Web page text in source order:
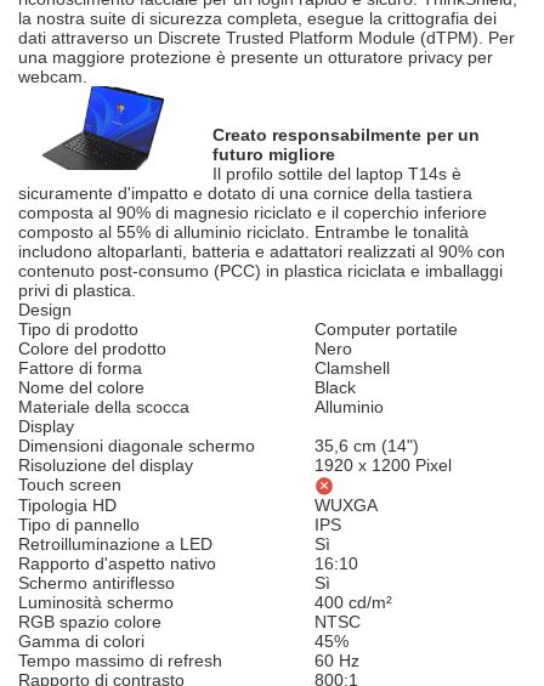
la nostra suite di sicurezza completa, esegue la crittografia dei
dati attraverso un Discrete Trusted Platform Module (dTPM). Per
una maggiore protezione è presente un otturatore privacy per
webcam.
Creato responsabilmente per un
futuro migliore
Il profilo sottile del laptop T14s è
sicuramente d'impatto e dotato di una cornice della tastiera
composta al 90% di magnesio riciclato e il coperchio inferiore
composto al 55% di alluminio riciclato. Entrambe le tonalità
includono altoparlanti, batteria e adattatori realizzati al 90% con
contenuto post-consumo (PCC) in plastica riciclata e imballaggi
privi di plastica.
Design
Tipo di prodotto
Computer portatile
Colore del prodotto
Nero
Fattore di forma
Clamshell
Nome del colore
Black
Materiale della scocca
Alluminio
Display
Dimensioni diagonale schermo
35,6 cm (14")
Risoluzione del display
1920 x 1200 Pixel
Touch screen
Tipologia HD
WUXGA
Tipo di pannello
IPS
Retroilluminazione a LED
Sì
Rapporto d'aspetto nativo
16:10
Schermo antiriflesso
Sì
Luminosità schermo
400 cd/m²
RGB spazio colore
NTSC
Gamma di colori
45%
Tempo massimo di refresh
60 Hz
Rapporto di contrasto
800:1